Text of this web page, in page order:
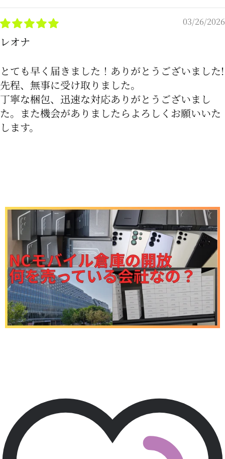
03/26/2026
レオナ
とても早く届きました！ありがとうございました!
先程、無事に受け取りました。
丁寧な梱包、迅速な対応ありがとうございまし
た。また機会がありましたらよろしくお願いいた
します。